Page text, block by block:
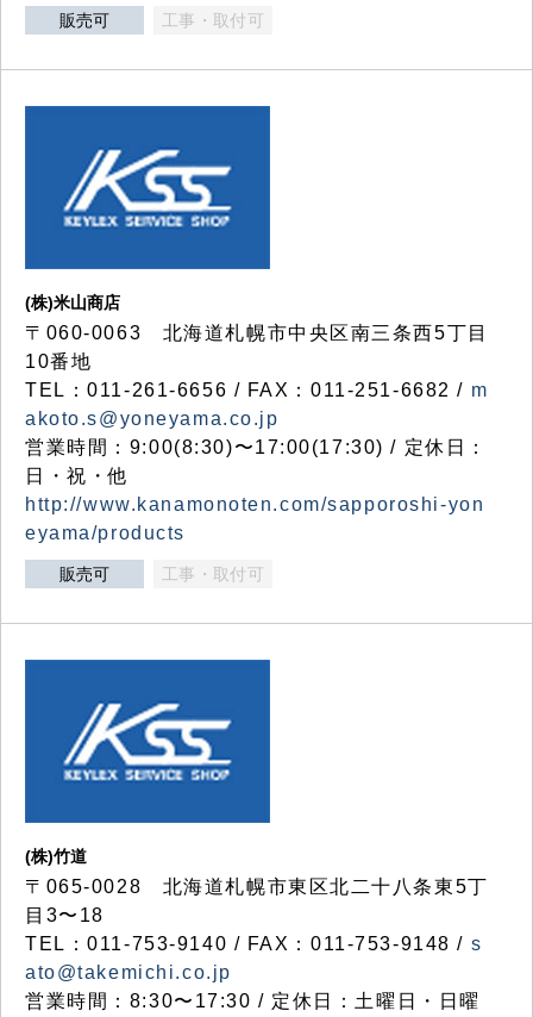
販売可 工事・取付可
(株)米山商店
〒060-0063 北海道札幌市中央区南三条西5丁目
10番地
TEL：011-261-6656 / FAX：011-251-6682 / m
akoto.s@yoneyama.co.jp
営業時間：9:00(8:30)〜17:00(17:30) / 定休日：
日・祝・他
http://www.kanamonoten.com/sapporoshi-yon
eyama/products
販売可 工事・取付可
(株)竹道
〒065-0028 北海道札幌市東区北二十八条東5丁
目3〜18
TEL：011-753-9140 / FAX：011-753-9148 / s
ato@takemichi.co.jp
営業時間：8:30〜17:30 / 定休日：土曜日・日曜